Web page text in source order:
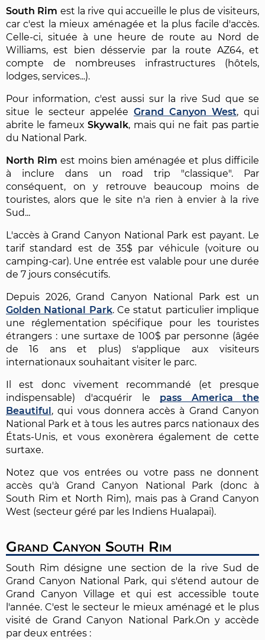
South Rim est la rive qui accueille le plus de visiteurs,
car c'est la mieux aménagée et la plus facile d'accès.
Celle-ci, située à une heure de route au Nord de
Williams, est bien désservie par la route AZ64, et
compte de nombreuses infrastructures (hôtels,
lodges, services...).
Pour information, c'est aussi sur la rive Sud que se
situe le secteur appelée Grand Canyon West, qui
abrite le fameuxSkywalk, mais qui ne fait pas partie
du National Park.
North Rim est moins bien aménagée et plus difficile
à inclure dans un road trip "classique". Par
conséquent, on y retrouve beaucoup moins de
touristes, alors que le site n'a rien à envier à la rive
Sud...
L'accès à Grand Canyon National Park est payant. Le
tarif standard est de 35$ par véhicule (voiture ou
camping-car). Une entrée est valable pour une durée
de 7 jours consécutifs.
Depuis 2026, Grand Canyon National Park est un
Golden National Park. Ce statut particulier implique
une réglementation spécifique pour les touristes
étrangers : une surtaxe de 100$ par personne (âgée
de 16 ans et plus) s'applique aux visiteurs
internationaux souhaitant visiter le parc.
Il est donc vivement recommandé (et presque
indispensable) d'acquérir le pass America the
Beautiful , qui vous donnera accès à Grand Canyon
National Park et à tous les autres parcs nationaux des
États-Unis, et vous exonèrera également de cette
surtaxe.
Notez que vos entrées ou votre pass ne donnent
accès qu'à Grand Canyon National Park (donc à
South Rim et North Rim), mais pas à Grand Canyon
West (secteur géré par les Indiens Hualapai).
Grand Canyon South Rim
South Rim désigne une section de la rive Sud de
Grand Canyon National Park, qui s'étend autour de
Grand Canyon Village et qui est accessible toute
l'année. C'est le secteur le mieux aménagé et le plus
visité de Grand Canyon National Park.On y accède
par deux entrées :